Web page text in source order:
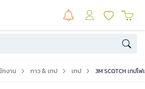
งาน กาว & เทป เทป 3M SCOTCH เทปโ